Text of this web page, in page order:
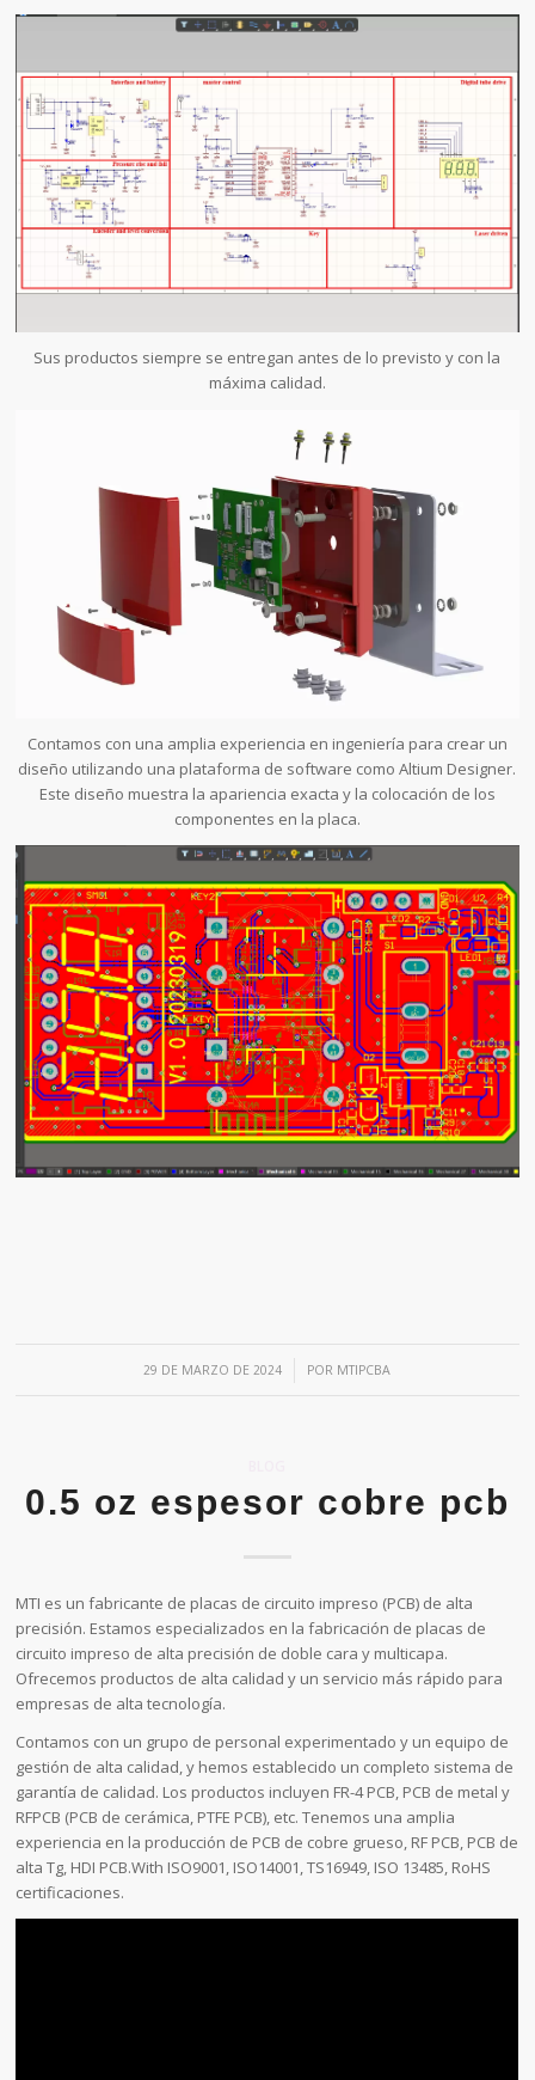
Sus productos siempre se entregan antes de lo previsto y con la
máxima calidad.
Contamos con una amplia experiencia en ingeniería para crear un
diseño utilizando una plataforma de software como Altium Designer.
Este diseño muestra la apariencia exacta y la colocación de los
componentes en la placa.
29 DE MARZO DE 2024
/ POR MTIPCBA
0.5 oz espesor cobre pcb
MTI es un fabricante de placas de circuito impreso (PCB) de alta
precisión. Estamos especializados en la fabricación de placas de
circuito impreso de alta precisión de doble cara y multicapa.
Ofrecemos productos de alta calidad y un servicio más rápido para
empresas de alta tecnología.
Contamos con un grupo de personal experimentado y un equipo de
gestión de alta calidad, y hemos establecido un completo sistema de
garantía de calidad. Los productos incluyen FR-4 PCB, PCB de metal y
RFPCB (PCB de cerámica, PTFE PCB), etc. Tenemos una amplia
experiencia en la producción de PCB de cobre grueso, RF PCB, PCB de
alta Tg, HDI PCB.With ISO9001, ISO14001, TS16949, ISO 13485, RoHS
certificaciones.